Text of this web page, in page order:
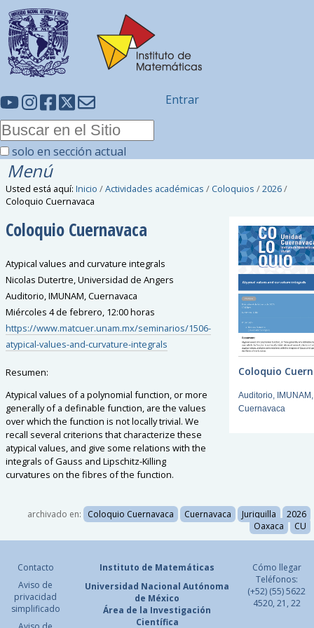
solo en sección actual
Entrar
Menú
Usted está aquí: Inicio /Actividades académicas / Coloquios /2026/
Coloquio Cuernavaca
Coloquio Cuernavaca
Atypical values and curvature integrals
Nicolas Dutertre, Universidad de Angers
Auditorio, IMUNAM, Cuernavaca
Miércoles 4 de febrero, 12:00 horas
https://www.matcuer.unam.mx/seminarios/1506-
atypical-values-and-curvature-integrals
Resumen:
Atypical values of a polynomial function, or more
generally of a definable function, are the values
over which the function is not locally trivial. We
recall several criterions that characterize these
atypical values, and give some relations with the
integrals of Gauss and Lipschitz-Killing
curvatures on the fibres of the function.
Coloquio
Auditorio, IMUNAM,
Cuernavaca
archivado en: Coloquio Cuernavaca Cuernavaca Juriquilla
2026
Oaxaca
CU
Contacto
Aviso de
privacidad
simplificado
Instituto de Matemáticas
Universidad Nacional Autónoma
de México
Área de la Investigación
Científica
Cómo llegar
Teléfonos:
(+52) (55) 5622
4520, 21, 22